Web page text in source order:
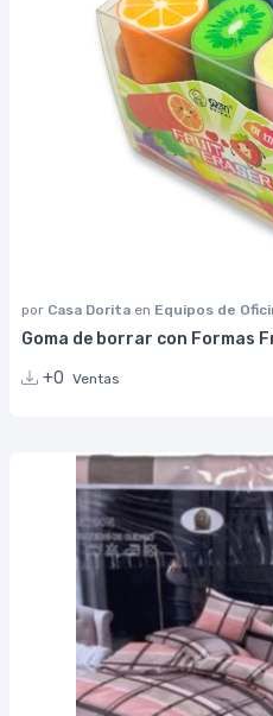
por Casa Dorita en Equipos de
Goma de borrar con Formas
+0 Ventas